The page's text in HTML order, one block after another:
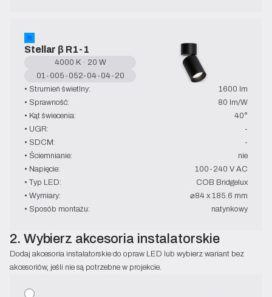
Stellar β R1-1
4000 K · 20 W
01-005-052-04-04-20
• Strumień świetlny:
1600 lm
• Sprawność:
80 lm/W
• Kąt świecenia:
40°
• UGR:
-
• SDCM:
-
• Ściemnianie:
nie
• Napięcie:
100-240 V AC
• Typ LED:
COB Bridgelux
• Wymiary:
⌀84 x 185.6 mm
• Sposób montażu:
natynkowy
2. Wybierz akcesoria instalatorskie
Dodaj akcesoria instalatorskie do opraw LED lub wybierz wariant bez
akcesoriów, jeśli nie są potrzebne w projekcie.